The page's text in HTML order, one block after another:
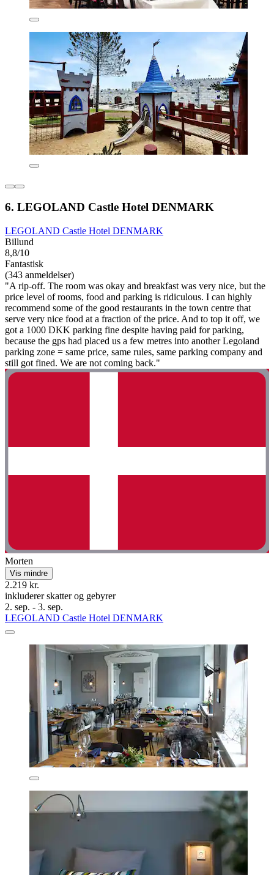
6. LEGOLAND Castle Hotel DENMARK
LEGOLAND Castle Hotel DENMARK
Billund
8,8/10
Fantastisk
(343 anmeldelser)
"A rip-off. The room was okay and breakfast was very nice, but the
price level of rooms, food and parking is ridiculous. I can highly
recommend some of the good restaurants in the town centre that
serve very nice food at a fraction of the price. And to top it off, we
got a 1000 DKK parking fine despite having paid for parking,
because the gps had placed us a few metres into another Legoland
parking zone = same price, same rules, same parking company and
still got fined. We are not coming back."
Morten
Vis mindre
2.219 kr.
inkluderer skatter og gebyrer
2. sep. - 3. sep.
LEGOLAND Castle Hotel DENMARK